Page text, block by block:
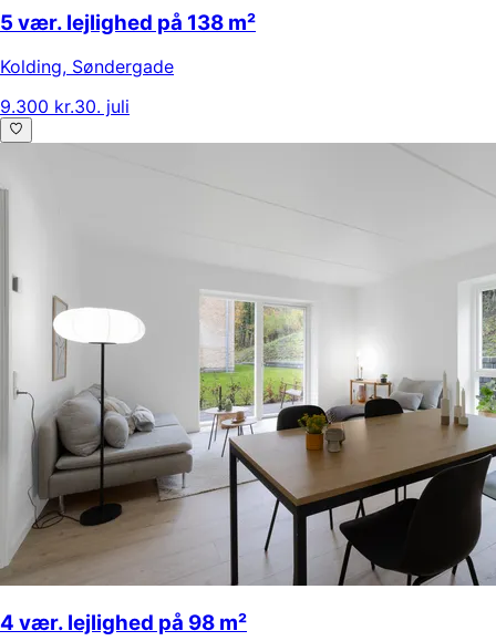
5 vær. lejlighed på 138 m²
Kolding, Søndergade
9.300 kr.30. juli
4 vær. lejlighed på 98 m²